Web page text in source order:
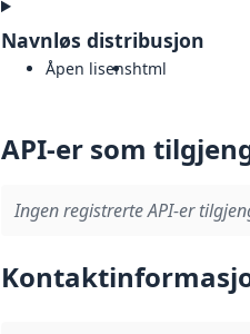
Navnløs distribusjon
Åpen lisenshtml
API-er som
Ingen registrerte API-er